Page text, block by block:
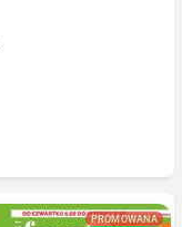
PROMOWANA